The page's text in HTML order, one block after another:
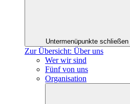
Untermenüpunkte schließen
Zur Übersicht: Über uns
Wer wir sind
Fünf von uns
Organisation